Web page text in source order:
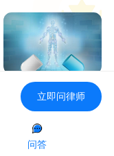
立即问律师
问答